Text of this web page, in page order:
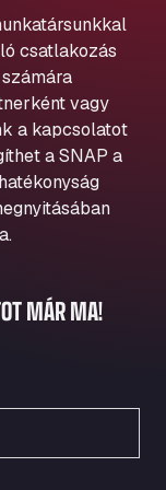
csatlakozás
vagy
a kapcsolatot
a SNAP a
MÁR MA!